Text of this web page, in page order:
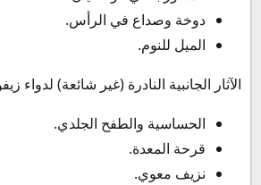
دوخة وصداع في الرأس.
الميل للنوم.
الآثار الجانبية النادرة (غير شائعة) لدواء زيفو 8
الحساسية والطفح الجلدي.
قرحة المعدة.
نزيف معوي.